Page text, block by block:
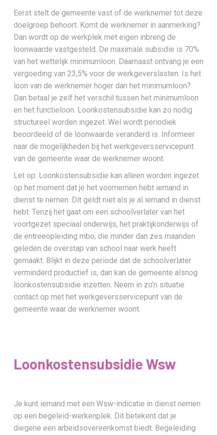
Eerst stelt de gemeente vast of de werknemer tot deze
doelgroep behoort. Komt de werknemer in aanmerking?
Dan wordt op de werkplek met eigen inbreng de
loonwaarde vastgesteld. De maximale subsidie is 70%
van het wettelijk minimumloon. Daarnaast ontvang je een
vergoeding van 23,5% voor de werkgeverslasten. Is het
loon van de werknemer hoger dan het minimumloon?
Dan betaal je zelf het verschil tussen het minimumloon
en het functieloon. Loonkostensubsidie kan zo nodig
structureel worden ingezet. Wel wordt periodiek
beoordeeld of de loonwaarde veranderd is. Informeer
naar de mogelijkheden bij het werkgeversservicepunt
van de gemeente waar de werknemer woont.
Let op: Loonkostensubsidie kan alleen worden ingezet
op het moment dat je het voornemen hebt iemand in
dienst te nemen. Dit geldt niet als je al iemand in dienst
hebt. Tenzij het gaat om een schoolverlater van het
voortgezet speciaal onderwijs, het praktijkonderwijs of
de entreeopleiding mbo, die minder dan zes maanden
geleden de overstap van school naar werk heeft
gemaakt. Blijkt in deze periode dat de schoolverlater
verminderd productief is, dan kan de gemeente alsnog
loonkostensubsidie inzetten. Neem in zo’n situatie
contact op met het werkgeversservicepunt van de
gemeente waar de werknemer woont.
Loonkostensubsidie Wsw
Je kunt iemand met een Wsw-indicatie in dienst nemen
op een begeleid-werkenplek. Dit betekent dat je
diegene een arbeidsovereenkomst biedt. Begeleiding